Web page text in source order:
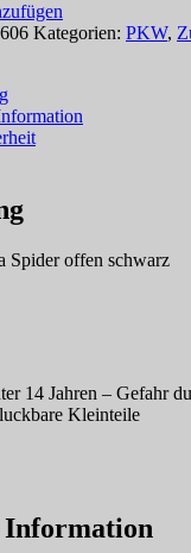
Kategorien: PKW,
Spider offen schwarz
14 Jahren – Gefahr
Kleinteile
Information